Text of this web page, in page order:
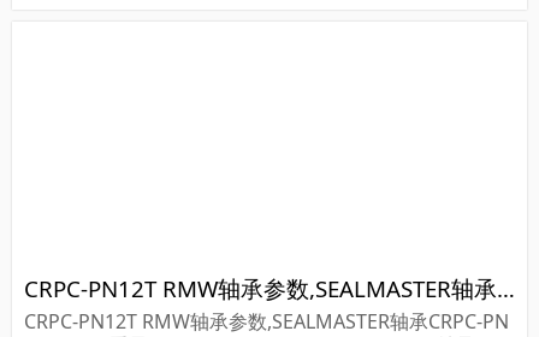
CRPC-PN12T RMW轴承参数,SEALMASTER轴承CRPC-PN12T RMW重量
CRPC-PN12T RMW轴承参数,SEALMASTER轴承CRPC-PN